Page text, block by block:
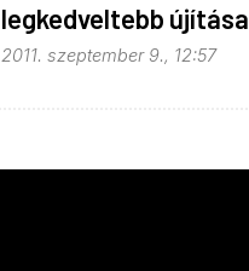
legkedveltebb újítása
2011. szeptember 9., 12:57